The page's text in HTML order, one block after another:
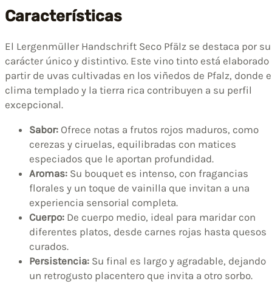
Características
El Lergenmüller Handschrift Seco Pfälz se destaca por su
carácter único y distintivo. Este vino tinto está elaborado
partir de uvas cultivadas en los viñedos de Pfalz, donde
clima templado y la tierra rica contribuyen a su perfil
excepcional.
Sabor: Ofrece notas a frutos rojos maduros, como
cerezas y ciruelas, equilibradas con matices
especiados que le aportan profundidad.
Aromas: Su bouquet es intenso, con fragancias
florales y un toque de vainilla que invitan a una
experiencia sensorial completa.
Cuerpo: De cuerpo medio, ideal para maridar con
diferentes platos, desde carnes rojas hasta quesos
curados.
Persistencia: Su final es largo y agradable, dejando
un retrogusto placentero que invita a otro sorbo.